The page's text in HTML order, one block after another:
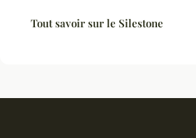
Tout savoir sur le Silestone